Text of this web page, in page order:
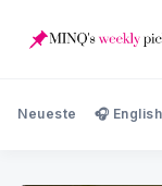
Neueste 🎧